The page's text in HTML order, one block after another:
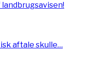
aftale skulle…